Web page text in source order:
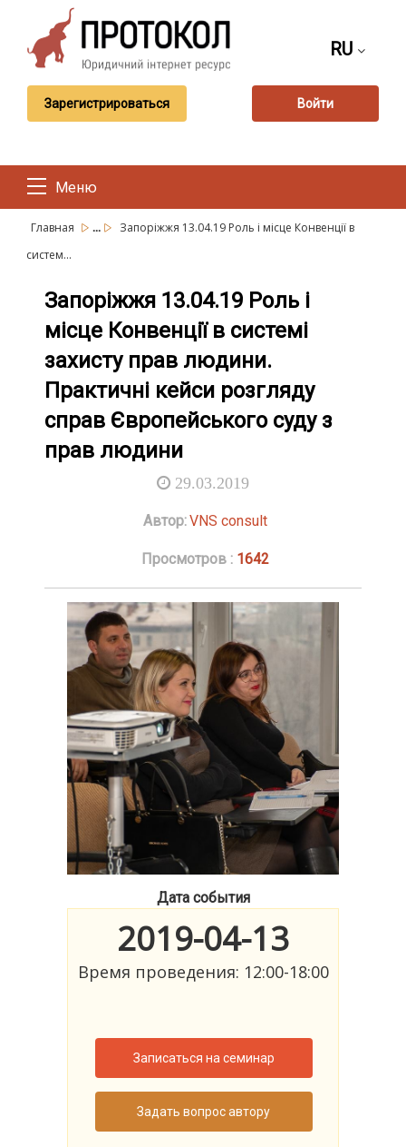
RU
Зарегистрироваться Войти
Меню
Главная ...
Запоріжжя 13.04.19 Роль і місце Конвенції в
систем...
Запоріжжя 13.04.19 Роль і
місце Конвенції в системі
захисту прав людини.
Практичні кейси розгляду
справ Європейського суду з
прав людини
29.03.2019
Автор:VNS consult
Просмотров : 1642
Дата события
2019-04-13
Время проведения: 12:00-18:00
Записаться на семинар
Задать вопрос автору